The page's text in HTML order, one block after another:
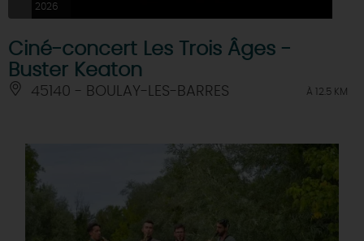
2026
Ciné-concert Les Trois Âges -
Buster Keaton
45140 - BOULAY-LES-BARRES À 12.5 KM